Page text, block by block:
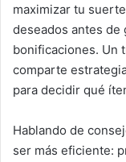
maximizar tu
deseados antes de
bonificaciones. Un
comparte
para decidir qué
Hablando de
ser más eficiente: